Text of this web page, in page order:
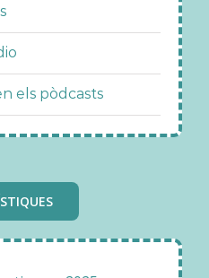
els pòdcasts
en 2025
Universe: